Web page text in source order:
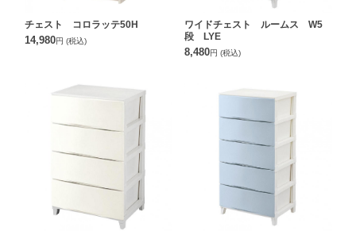
チェスト コロラッテ50H
14,980円 (税込)
ワイドチェスト ルームス W5
段 LYE
8,480円 (税込)